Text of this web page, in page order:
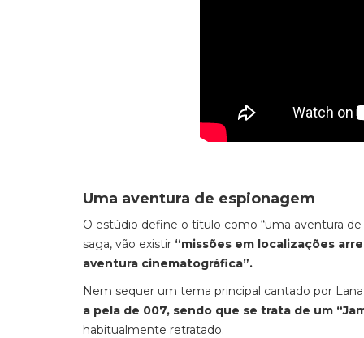
Uma aventura de espionagem
O estúdio define o título como “uma aventura
saga, vão existir “missões em localizações
aventura cinematográfica”.
Nem sequer um tema principal cantado por
a pela de 007, sendo que se trata de um
habitualmente retratado.